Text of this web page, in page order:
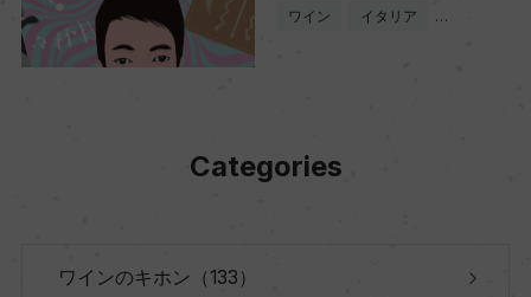
ワイン イタリア …
Categories
ワインのキホン（133）